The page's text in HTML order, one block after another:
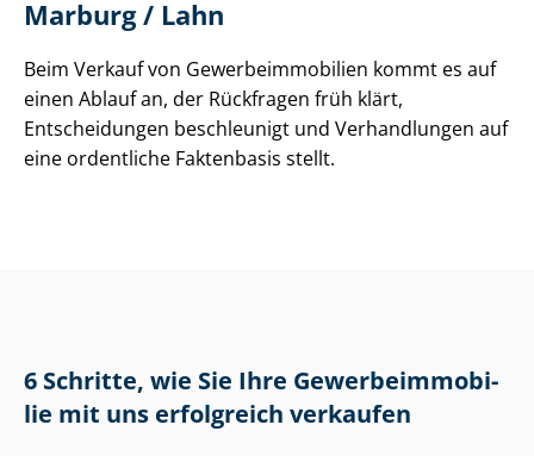
Marburg / Lahn
Beim Verkauf von Ge­wer­be­im­mo­bi­li­en kommt es auf
einen Ablauf an, der Rückfragen früh klärt,
Entscheidungen beschleunigt und Verhandlungen auf
eine ordentliche Faktenbasis stellt.
6 Schritte, wie Sie Ihre Ge­wer­be­im­mo­bi­
lie mit uns erfolgreich verkaufen